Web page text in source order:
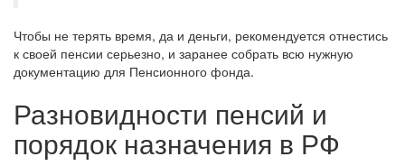
Чтобы не терять время, да и деньги, рекомендуется отнестись
к своей пенсии серьезно, и заранее собрать всю нужную
документацию для Пенсионного фонда.
Разновидности пенсий и
порядок назначения в РФ